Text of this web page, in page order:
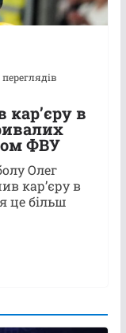
переглядів
в
ФВУ
Олег
кар’єру в
це більш